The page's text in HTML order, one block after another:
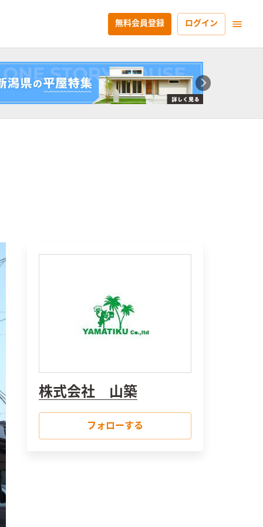
無料会員登録 ログイン
株式会社 山築
フォローする